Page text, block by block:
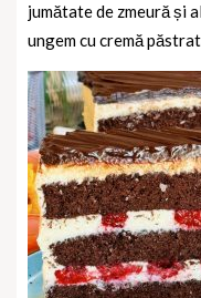
jumătate de zmeură și
ungem cu cremă